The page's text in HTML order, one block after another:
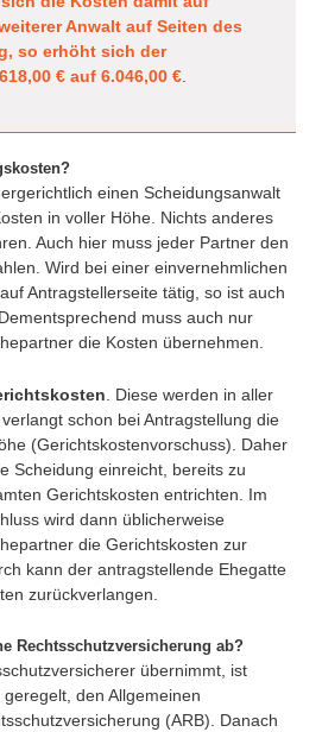
Anwalt auf Seiten des
so erhöht sich der
€ auf 6.046,00 €.
einen Scheidungsanwalt
in voller Höhe. Nichts anderes
Auch hier muss jeder Partner den
Wird bei einer einvernehmlichen
Antragstellerseite tätig, so ist auch
muss auch nur
die Kosten übernehmen.
. Diese werden in aller
schon bei Antragstellung die
(Gerichtskostenvorschuss). Daher
Scheidung einreicht, bereits zu
Gerichtskosten entrichten. Im
wird dann üblicherweise
die Gerichtskosten zur
kann der antragstellende Ehegatte
zurückverlangen.
Rechtsschutzversicherung ab?
übernimmt, ist
den Allgemeinen
(ARB). Danach